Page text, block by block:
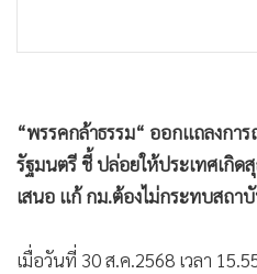
• วิทยาศาสตร์
• หุ้น
• อินโดจีน
• กองทุนรวม
• Factcheck
“พรรคกล้าธรรม“ ออกแถลงก
รัฐมนตรี ชี้ ปล่อยให้ประเทศเกิ
เสนอ แก้ กม.ต้องไม่กระทบสถา
เมื่อวันที่ 30 ส.ค.2568 เวลา